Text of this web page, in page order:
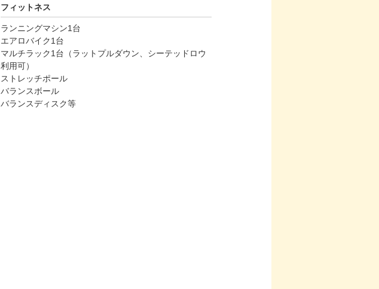
フィットネス
ランニングマシン1台
エアロバイク1台
マルチラック1台（ラットプルダウン、シーテッドロウ
利用可）
ストレッチポール
バランスボール
バランスディスク等